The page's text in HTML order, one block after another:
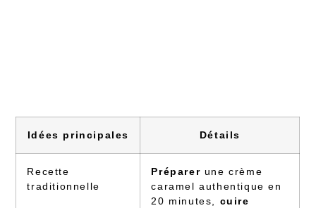
Idées principales Détails
Recette
traditionnelle
Préparer une crème
caramel authentique en
20 minutes, cuire